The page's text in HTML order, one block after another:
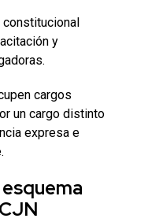
constitucional
y
cargos
un cargo distinto
expresa e